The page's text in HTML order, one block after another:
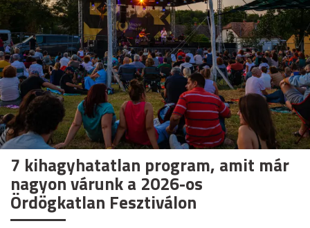
7 kihagyhatatlan program, amit már
nagyon várunk a 2026-os
Ördögkatlan Fesztiválon